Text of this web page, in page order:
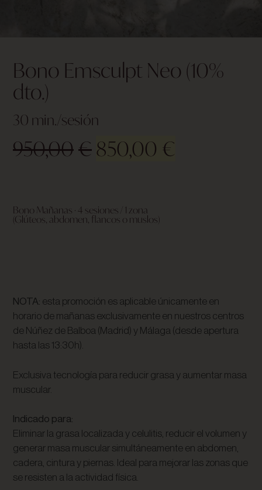
Bono Emsculpt Neo (10%
dto.)
30 min./sesión
950,00€850,00 €
Bono Mañanas · 4 sesiones / 1 zona
(Glúteos, abdomen, flancos o muslos)
NOTA: esta promoción es aplicable únicamente en
horario de mañanas exclusivamente en nuestros centros
de Núñez de Balboa (Madrid) y Málaga (desde apertura
hasta las 13:30h).
Exclusiva tecnología para reducir grasa y aumentar masa
muscular.
Indicado para:
Eliminar la grasa localizada y celulitis, reducir el volumen y
generar masa muscular simultáneamente en abdomen,
cadera, cintura y piernas. Ideal para mejorar las zonas que
se resisten a la actividad física.